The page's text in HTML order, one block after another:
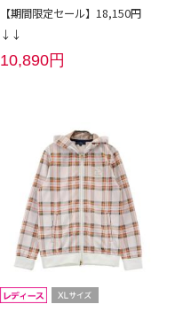
【期間限定セール】18,150円
↓↓
10,890円